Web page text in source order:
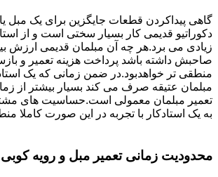
گاهی پیداکردن قطعات جایگزین برای یک مبل
دکوراتیو قدیمی کار بسیار سختی است و از
زیادی می برد.هر چه آن مبلمان قدیمی ارزش
صاحبش داشته باشد پرداخت هزینه تعمیر و
منطقی تر خواهدبود.در ضمن زمانی که یک
مبلمان عتیقه صرف می کند بسیار بیشتر از
تعمیر مبلمان معمولی است.حساسیت های
به یک استادکار با تجربه در این صورت کاملا
محدودیت زمانی تعمیر مبل و رویه